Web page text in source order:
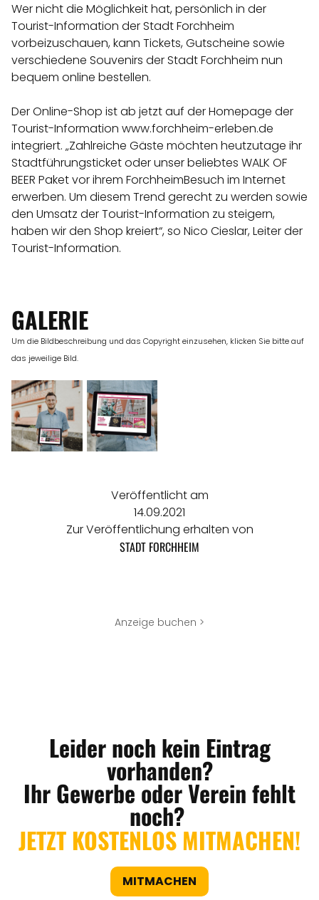
Wer nicht die Möglichkeit hat, persönlich in der
Tourist-Information der Stadt Forchheim
vorbeizuschauen, kann Tickets, Gutscheine sowie
verschiedene Souvenirs der Stadt Forchheim nun
bequem online bestellen.
Der Online-Shop ist ab jetzt auf der Homepage der
Tourist-Information www.forchheim-erleben.de
integriert. „Zahlreiche Gäste möchten heutzutage ihr
Stadtführungsticket oder unser beliebtes WALK OF
BEER Paket vor ihrem ForchheimBesuch im Internet
erwerben. Um diesem Trend gerecht zu werden sowie
den Umsatz der Tourist-Information zu steigern,
haben wir den Shop kreiert“, so Nico Cieslar, Leiter der
Tourist-Information.
GALERIE
Um die Bildbeschreibung und das Copyright einzusehen, klicken Sie bitte auf
das jeweilige Bild.
Veröffentlicht am
14.09.2021
Zur Veröffentlichung erhalten von
STADT FORCHHEIM
Anzeige buchen >
Leider noch kein Eintrag
vorhanden?
Ihr Gewerbe oder Verein fehlt
noch?
JETZT KOSTENLOS MITMACHEN!
MITMACHEN